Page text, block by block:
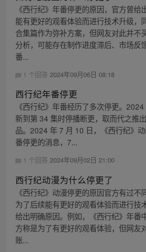
《西行纪》年番停更的原因，官方曾给
能有更好的观看体验而进行技术升级，
合集篇作为弥补方案，但网友对此并不
分析，可能存在制作进度滞后、市场反
番...
1 个回答 2024年09月06日 08:18
西行纪年番停更
《西行纪》年番经历了多次停更。
新到第 34 集时停播断更，取而代之推
品。2024 年 7 月 10 日，《西行纪》
番停更的消息，7...
1 个回答 2024年09月02日 21:00
西行纪动漫为什么停更了
《西行纪》动漫停更的原因官方有过不
为了后续能有更好的观看体验而进行技
给出明确原因。例如，《西行纪》年番
方称是为了有更好的观看体验，但网友
账...